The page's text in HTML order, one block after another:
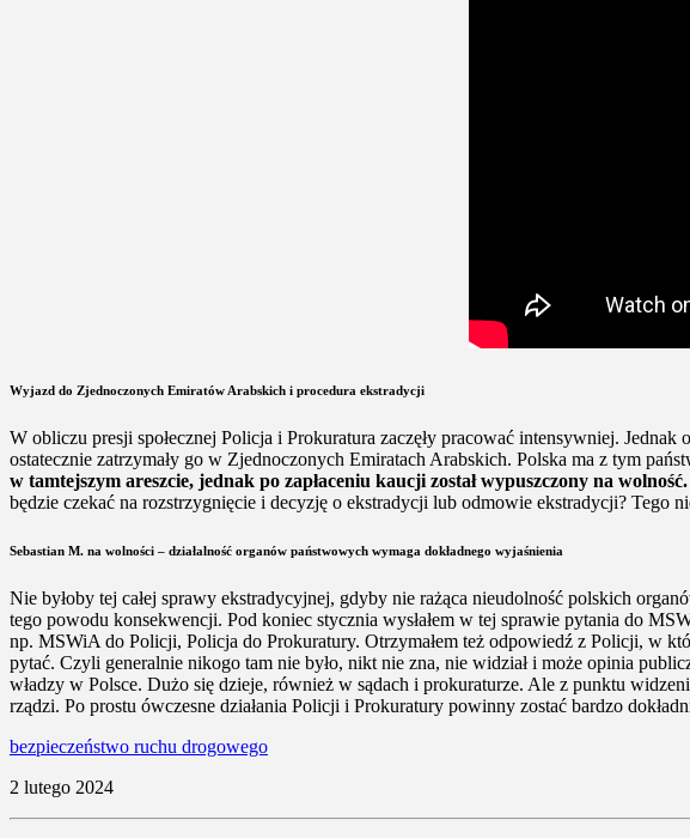
Wyjazd do Zjednoczonych Emiratów Arabskich i procedura ekstradycji
W obliczu presji społecznej Policja i Prokuratura zaczęły pracować intensywniej.
ostatecznie zatrzymały go w Zjednoczonych Emiratach Arabskich. Polska ma z tym
w tamtejszym areszcie, jednak po zapłaceniu kaucji został wypuszczony na
będzie czekać na rozstrzygnięcie i decyzję o ekstradycji lub odmowie ekstradycji? Tego
Sebastian M. na wolności – działalność organów państwowych wymaga dokładnego wyjaśnienia
Nie byłoby tej całej sprawy ekstradycyjnej, gdyby nie rażąca nieudolność polskich
tego powodu konsekwencji. Pod koniec stycznia wysłałem w tej sprawie pytania do
np. MSWiA do Policji, Policja do Prokuratury. Otrzymałem też odpowiedź z Policji, w
pytać. Czyli generalnie nikogo tam nie było, nikt nie zna, nie widział i może opinia
władzy w Polsce. Dużo się dzieje, również w sądach i prokuraturze. Ale z punktu
rządzi. Po prostu ówczesne działania Policji i Prokuratury powinny zostać bardzo
bezpieczeństwo ruchu drogowego
2 lutego 2024